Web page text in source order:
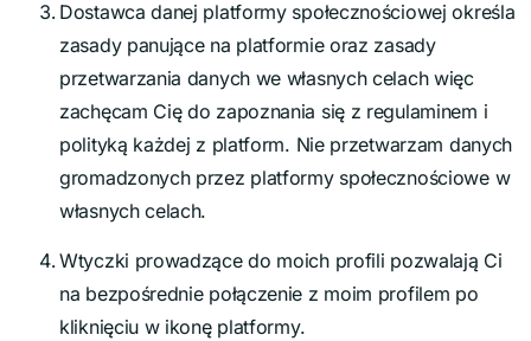
Dostawca danej platformy społecznościowej określa
zasady panujące na platformie oraz zasady
przetwarzania danych we własnych celach więc
zachęcam Cię do zapoznania się z regulaminem i
polityką każdej z platform. Nie przetwarzam danych
gromadzonych przez platformy społecznościowe w
własnych celach.
Wtyczki prowadzące do moich profili pozwalają Ci
na bezpośrednie połączenie z moim profilem po
kliknięciu w ikonę platformy.